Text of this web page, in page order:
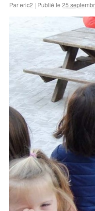
Pareric2 | Publié le 25